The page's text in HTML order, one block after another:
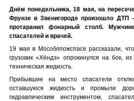
Днём понедельника, 18 мая, на
Фрунзе в Звенигороде произошло ДТП
протаранил фонарный столб.
спасателей и врачей.
19 мая в Мособлпожспасе рассказали,
грузовик «Хёндэ» опрокинулся на бок,
техническая жидкость.
Прибывшие на место спасатели
оставшуюся жидкость и промыли
гидравлическим инструментом,